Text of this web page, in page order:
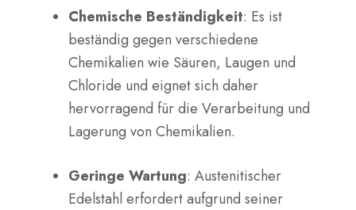
Chemische Beständigkeit: Es ist
beständig gegen verschiedene
Chemikalien wie Säuren, Laugen und
Chloride und eignet sich daher
hervorragend für die Verarbeitung und
Lagerung von Chemikalien.
Geringe Wartung: Austenitischer
Edelstahl erfordert aufgrund seiner